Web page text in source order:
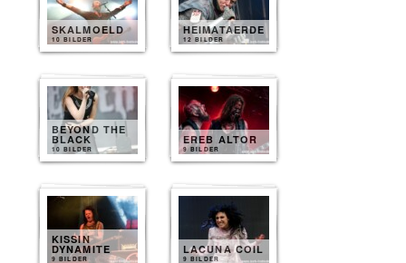
SKALMOELD
10 BILDER
HEIMATAERDE
12 BILDER
BEYOND THE
BLACK
10 BILDER
EREB ALTOR
9 BILDER
KISSIN
DYNAMITE
9 BILDER
LACUNA COIL
9 BILDER